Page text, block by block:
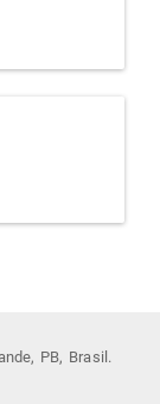
PB, Brasil.